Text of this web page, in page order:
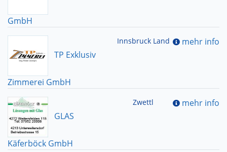
GmbH
TP Exklusiv
Zimmerei GmbH
Innsbruck Land mehr info
GLAS
Käferböck GmbH
Zwettl mehr info